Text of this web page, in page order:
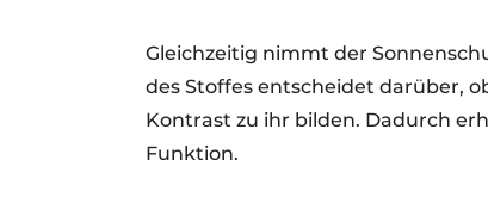
Gleichzeitig nimmt der
des Stoffes entscheidet darüber,
Kontrast zu ihr bilden. Dadurch
Funktion.